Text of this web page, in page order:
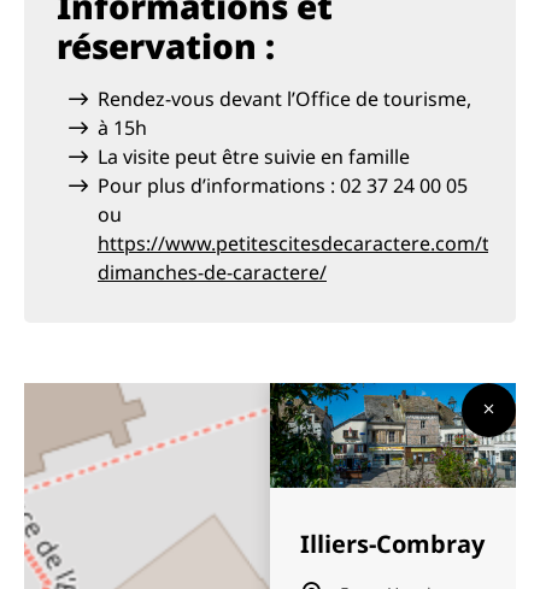
réservation :
Rendez-vous devant l’Office de tourisme,
à 15h
La visite peut être suivie en famille
Pour plus d’informations : 02 37 24 00 05
ou
https://www.petitescitesdecaractere.com/
dimanches-de-caractere/
Illiers-Combray